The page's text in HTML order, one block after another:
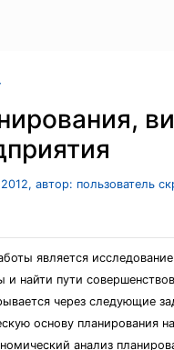
автор: пользователь
является
найти пути
через следующие
основу планирования
анализ